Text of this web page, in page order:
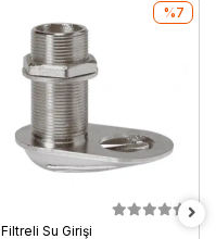
Filtreli Su Girişi
%7